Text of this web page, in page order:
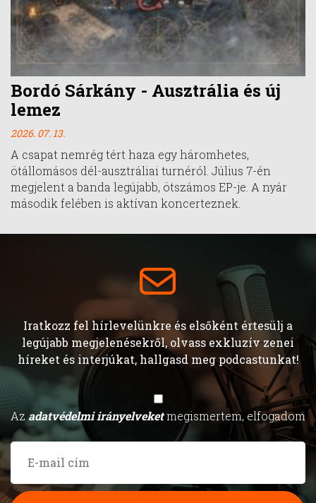
Bordó Sárkány - Ausztrália és új
lemez
2026. 07. 13.
A csapat nemrég tért haza egy háromhetes,
ötállomásos dél-ausztráliai turnéról. Július 7-én
megjelent a banda legújabb, ötszámos EP-je. A nyár
második felében is aktívan koncerteznek.
Iratkozz fel hírlevelünkre és elsőként értesülj a
legújabb megjelenésekről, olvass exkluzív zenei
híreket és interjúkat, hallgasd meg podcastunkat!
Azadatvédelmi irányelveketmegismertem, elfogadom